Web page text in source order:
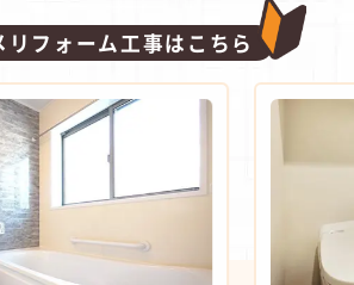
リフォーム工事はこちら